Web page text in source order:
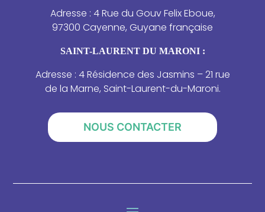
Adresse : 4 Rue du Gouv Felix Eboue,
97300 Cayenne, Guyane française
SAINT-LAURENT DU MARONI :
Adresse : 4 Résidence des Jasmins – 21 rue
de la Marne, Saint-Laurent-du-Maroni.
NOUS CONTACTER